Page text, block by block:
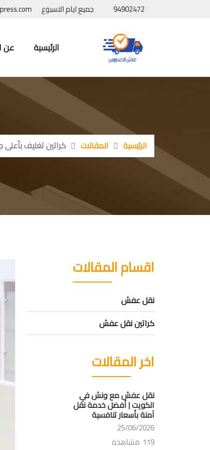
94902472 جميع ايام الاسبوع
الرئيسية عن
الرئيسية المقالات كراتين تغليف
اقسام المقالات
نقل عفش
كراتين نقل عفش
اخر المقالات
نقل عفش مع ونش في
الكويت | أفضل خدمة نقل
آمنة بأسعار تنافسية
25/06/2026
119 مشاهده